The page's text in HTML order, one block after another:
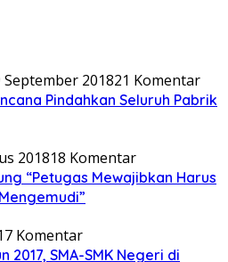
September 201821 Komentar
Pindahkan Seluruh Pabrik
201818 Komentar
“Petugas Mewajibkan Harus
Komentar
2017, SMA-SMK Negeri di